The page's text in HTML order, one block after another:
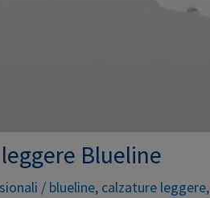
Blueline
/ blueline, calzature leggere,